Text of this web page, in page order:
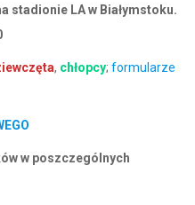
stadionie LA w Białymstoku.
, chłopcy; formularze
w poszczególnych